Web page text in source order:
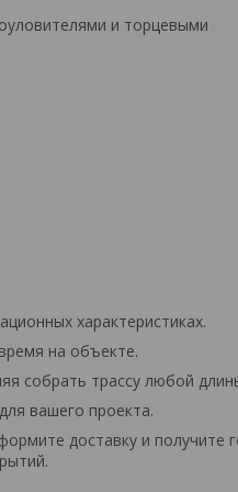
и торцевыми
характеристиках.
на объекте.
собрать трассу любой
вашего проекта.
доставку и получите